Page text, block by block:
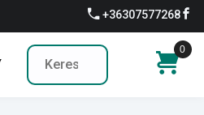
+36307577268
0